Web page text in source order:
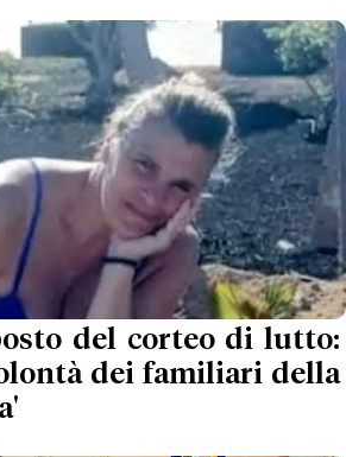
del corteo di lutto:
dei familiari della